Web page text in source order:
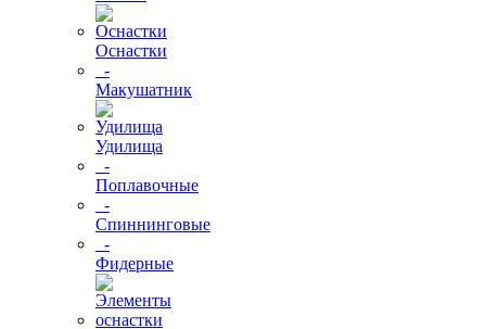
Оснастки
-
Макушатник
Удилища
-
Поплавочные
-
Спиннинговые
-
Фидерные